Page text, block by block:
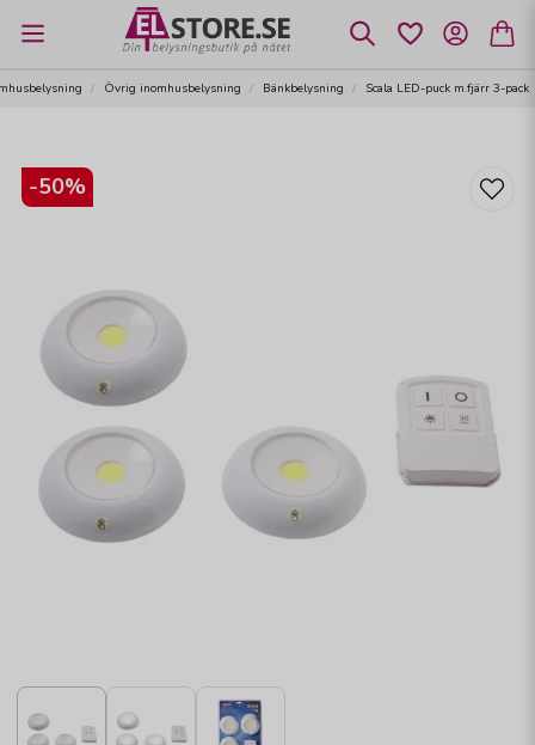
Övrig inomhusbelysning Bänkbelysning Scala LED-puck m.fjärr 3-pack
-50%